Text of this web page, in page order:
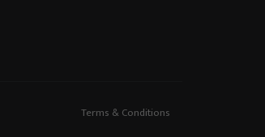
Terms & Conditions